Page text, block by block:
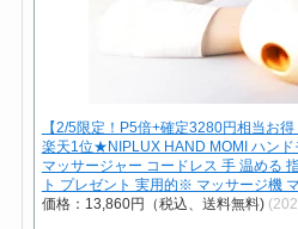
【2/5限定！P5倍+確定3280円相当お
楽天1位★NIPLUX HAND MOMI ハンド
マッサージャー コードレス 手 温める
ト プレゼント 実用的※ マッサージ機
価格：13,860円（税込、送料無料)